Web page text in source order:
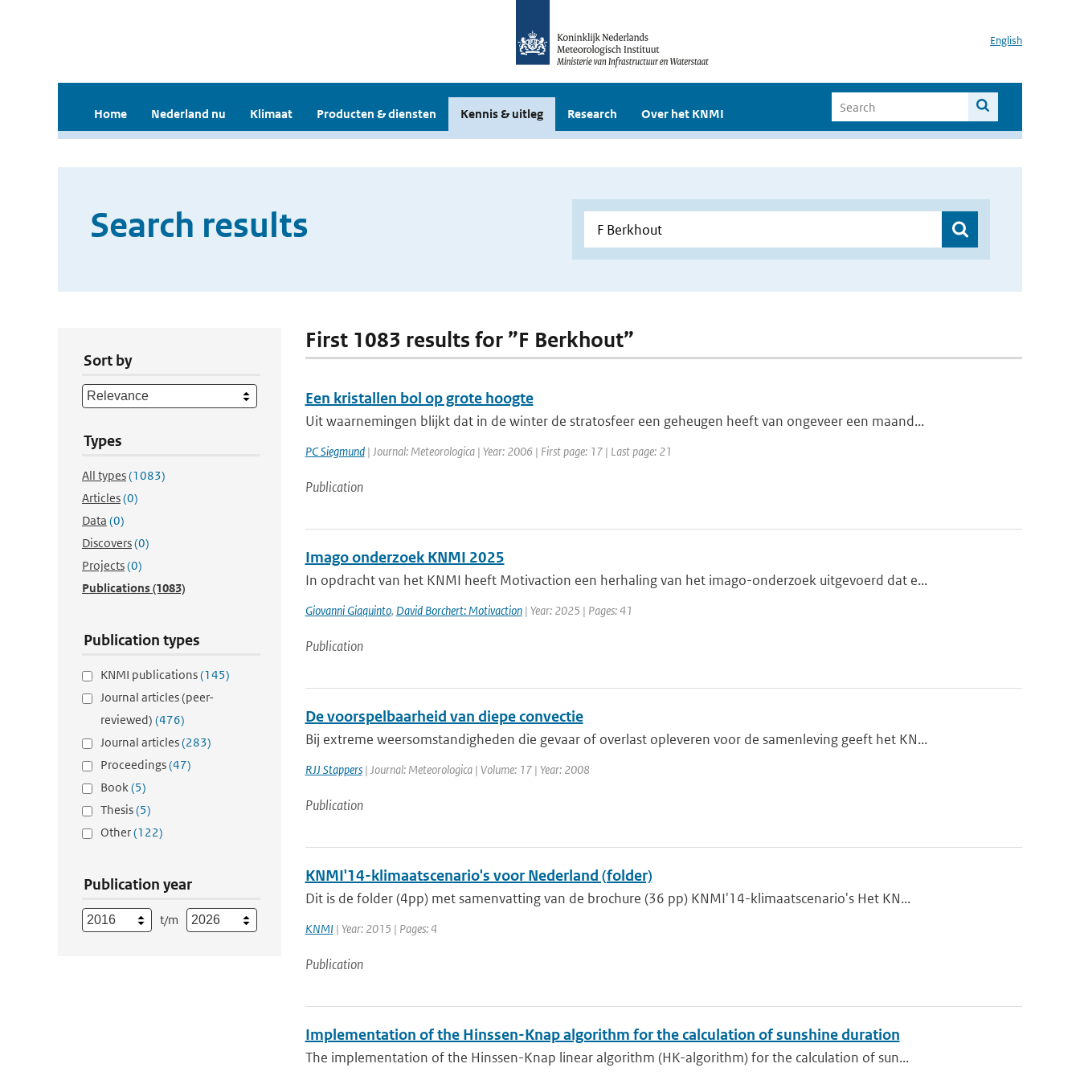
English
Home Nederland nu Klimaat Producten & diensten Kennis & uitleg Research Over het KNMI
Search results
Sort by
Types
All types(1083)
Articles(0)
Data (0)
Discovers(0)
Projects(0)
Publications(1083)
Publication types
KNMI publications(145)
Journal articles (peer-
reviewed) (476)
Journal articles(283)
Proceedings(47)
Book(5)
Thesis(5)
Other(122)
Publication year
t/m
First 1083 results for ”F Berkhout”
Een kristallen bol op grote hoogte
Uit waarnemingen blijkt dat in de winter de stratosfeer een geheugen heeft van ongeveer een maand...
PC Siegmund| Journal: Meteorologica | Year: 2006 | First page: 17 | Last page: 21
Publication
Imago onderzoek KNMI 2025
In opdracht van het KNMI heeft Motivaction een herhaling van het imago-onderzoek uitgevoerd dat e...
Giovanni Giaquinto, David Borchert: Motivaction| Year: 2025 | Pages: 41
Publication
De voorspelbaarheid van diepe convectie
Bij extreme weersomstandigheden die gevaar of overlast opleveren voor de samenleving geeft het KN...
RJJ Stappers| Journal: Meteorologica | Volume: 17 | Year: 2008
Publication
KNMI'14-klimaatscenario's voor Nederland (folder)
Dit is de folder (4pp) met samenvatting van de brochure (36 pp) KNMI'14-klimaatscenario's Het KN...
KNMI | Year: 2015 | Pages: 4
Publication
Implementation of the Hinssen-Knap algorithm for the calculation of sunshine duration
The implementation of the Hinssen-Knap linear algorithm (HK-algorithm) for the calculation of sun...